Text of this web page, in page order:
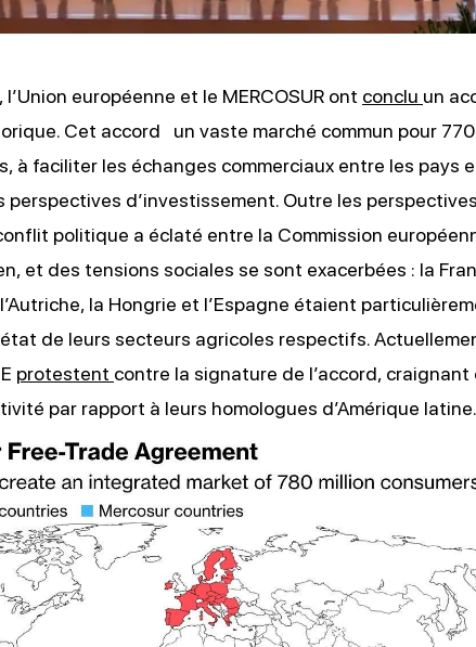
européenne et le MERCOSUR ont conclu un
Cet accord un vaste marché commun pour
à faciliter les échanges commerciaux entre les pays
perspectives d’investissement. Outre les perspectives
politique a éclaté entre la Commission
et des tensions sociales se sont exacerbées : la
la Hongrie et l’Espagne étaient
de leurs secteurs agricoles respectifs.
protestent contre la signature de l’accord, craignant
par rapport à leurs homologues d’Amérique latine.